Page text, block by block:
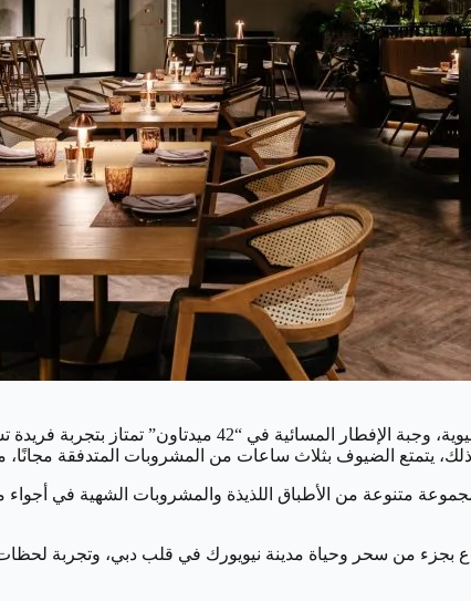
استلهمت من مدينة نيويورك، عاصمة النشاط
يتمتع الضيوف بثلاث ساعات من المشروبات المتدفقة مجانًا،
متنوعة من الأطباق اللذيذة والمشروبات الشهية في أجواء
من سحر وحياة مدينة نيويورك في قلب دبي، وتجربة لحظات